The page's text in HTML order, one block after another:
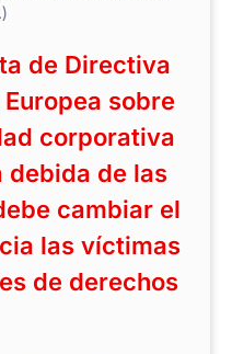
de Directiva
sobre
corporativa
debida de las
cambiar el
las víctimas
de derechos